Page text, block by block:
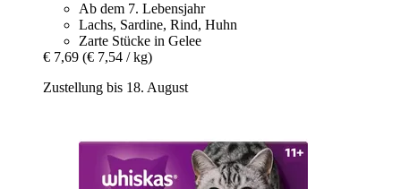
Ab dem 7. Lebensjahr
Lachs, Sardine, Rind, Huhn
Zarte Stücke in Gelee
€ 7,69 (€ 7,54 / kg)
Zustellung bis 18. August